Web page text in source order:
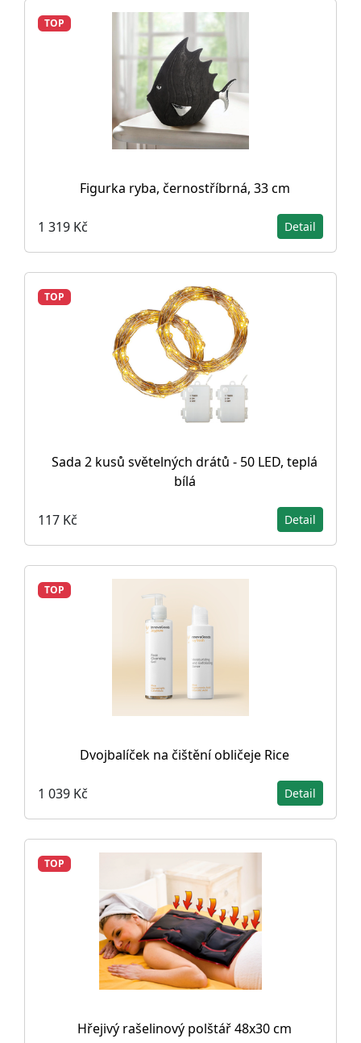
TOP
Figurka ryba, černostříbrná, 33 cm
1 319 Kč Detail
TOP
Sada 2 kusů světelných drátů - 50 LED, teplá
bílá
117 Kč Detail
TOP
Dvojbalíček na čištění obličeje Rice
1 039 Kč Detail
TOP
Hřejivý rašelinový polštář 48x30 cm